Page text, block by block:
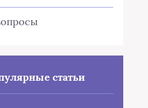
статьи